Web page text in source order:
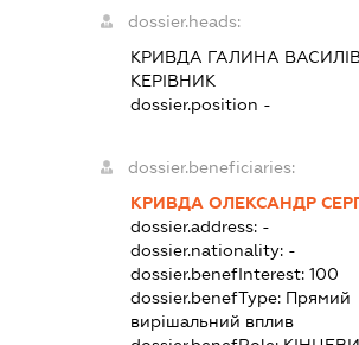
dossier.heads:
КРИВДА ГАЛИНА
КЕРІВНИК
dossier.position -
dossier.beneficiaries:
КРИВДА ОЛЕКСАНДР
dossier.address: -
dossier.nationality: -
dossier.benefInterest: 100
dossier.benefType: Прямий
вирішальний вплив